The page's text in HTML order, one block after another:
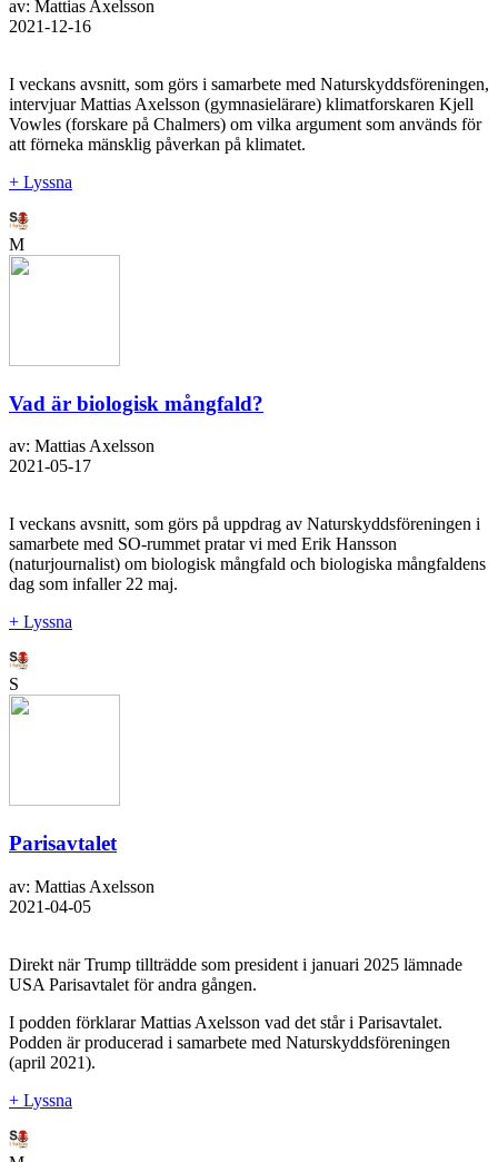
av: Mattias Axelsson
2021-12-16
I veckans avsnitt, som görs i samarbete med Naturskyddsföreningen,
intervjuar Mattias Axelsson (gymnasielärare) klimatforskaren Kjell
Vowles (forskare på Chalmers) om vilka argument som används för
att förneka mänsklig påverkan på klimatet.
+ Lyssna
M
Vad är biologisk mångfald?
av: Mattias Axelsson
2021-05-17
I veckans avsnitt, som görs på uppdrag av Naturskyddsföreningen i
samarbete med SO-rummet pratar vi med Erik Hansson
(naturjournalist) om biologisk mångfald och biologiska mångfaldens
dag som infaller 22 maj.
+ Lyssna
S
Parisavtalet
av: Mattias Axelsson
2021-04-05
Direkt när Trump tillträdde som president i januari 2025 lämnade
USA Parisavtalet för andra gången.
I podden förklarar Mattias Axelsson vad det står i Parisavtalet.
Podden är producerad i samarbete med Naturskyddsföreningen
(april 2021).
+ Lyssna